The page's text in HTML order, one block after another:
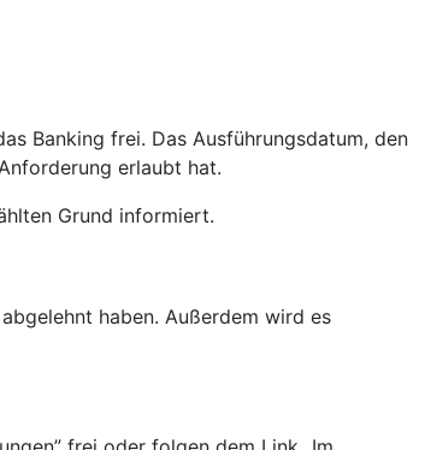
Banking frei. Das Ausführungsdatum, den
erlaubt hat.
Grund informiert.
haben. Außerdem wird es